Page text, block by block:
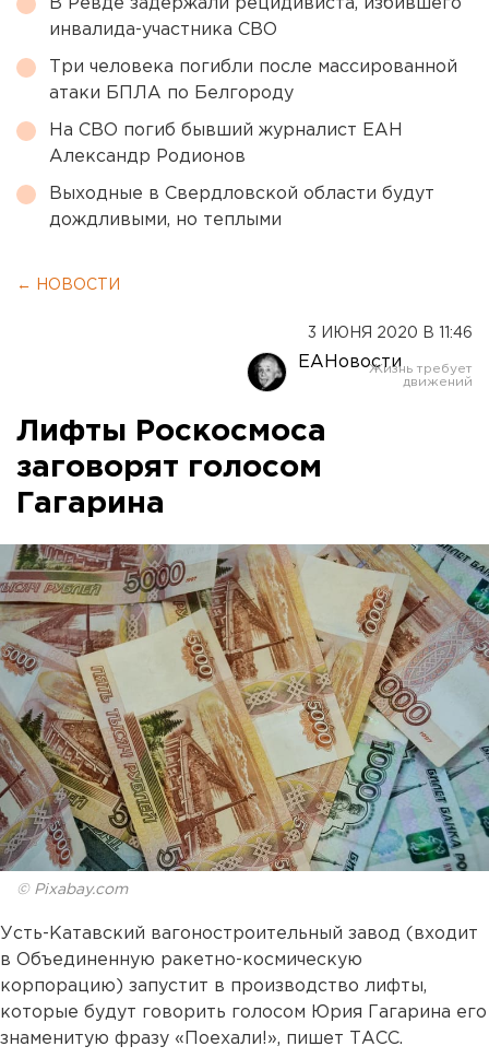
В Ревде задержали рецидивиста, избившего
инвалида-участника СВО
Три человека погибли после массированной
атаки БПЛА по Белгороду
На СВО погиб бывший журналист ЕАН
Александр Родионов
Выходные в Свердловской области будут
дождливыми, но теплыми
← НОВОСТИ
3 ИЮНЯ 2020 В 11:46
ЕАНовости
Лифты Роскосмоса
заговорят голосом
Гагарина
© Pixabay.com
Усть-Катавский вагоностроительный завод (входит
в Объединенную ракетно-космическую
корпорацию) запустит в производство лифты,
которые будут говорить голосом Юрия Гагарина его
знаменитую фразу «Поехали!», пишет ТАСС.